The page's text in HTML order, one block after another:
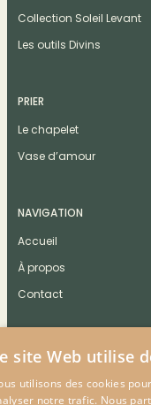
Collection Soleil Levant
Les outils Divins
PRIER
Le chapelet
Vase d’amour
NAVIGATION
Accueil
À propos
Contact
CONTACT
site Web utilise
utilisons des cookies
notre trafic. Nous